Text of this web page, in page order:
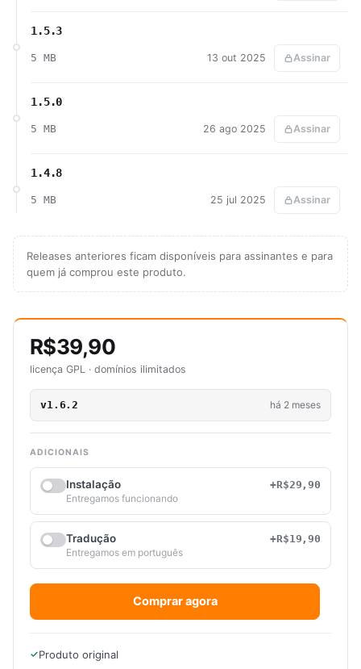
1.5.3
5 MB 13 out 2025 Assinar
1.5.0
5 MB 26 ago 2025 Assinar
1.4.8
5 MB 25 jul 2025 Assinar
Releases anteriores ficam disponíveis para assinantes e para
quem já comprou este produto.
R$39,90
licença GPL · domínios ilimitados
v1.6.2 há 2 meses
ADICIONAIS
Instalação
+R$29,90
Entregamos funcionando
Tradução
+R$19,90
Entregamos em português
Comprar agora
Produto original